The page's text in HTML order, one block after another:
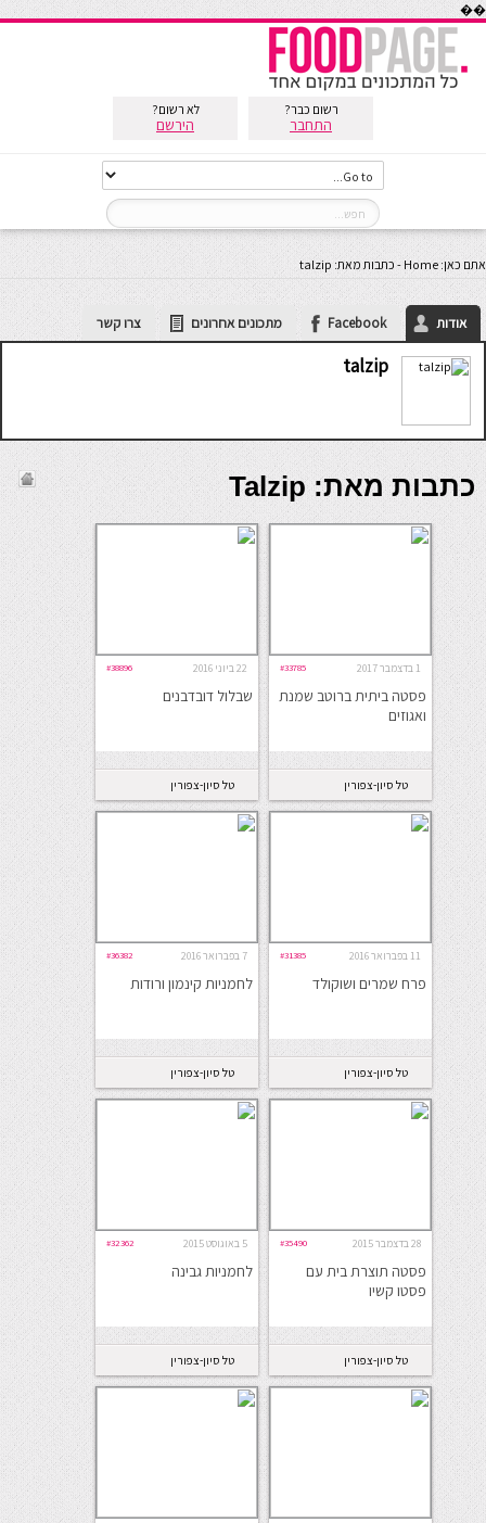
��
רשום כבר?
התחבר
לא רשום?
הירשם
אתם כאן: Home
- כתבות מאת: talzip
אודות Facebook מתכונים אחרונים צרו קשר
talzip
כתבות מאת: Talzip
1 בדצמבר 2017 #33785
פסטה ביתית ברוטב שמנת
ואגוזים
טל סיון-צפורין
22 ביוני 2016 #38896
שבלול דובדבנים
טל סיון-צפורין
11 בפברואר 2016 #31385
פרח שמרים ושוקולד
טל סיון-צפורין
7 בפברואר 2016 #36382
לחמניות קינמון ורודות
טל סיון-צפורין
28 בדצמבר 2015 #35490
פסטה תוצרת בית עם
פסטו קשיו
טל סיון-צפורין
5 באוגוסט 2015 #32362
לחמניות גבינה
טל סיון-צפורין